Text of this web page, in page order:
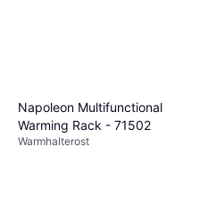
Napoleon Multifunctional
Warming Rack - 71502
Warmhalterost